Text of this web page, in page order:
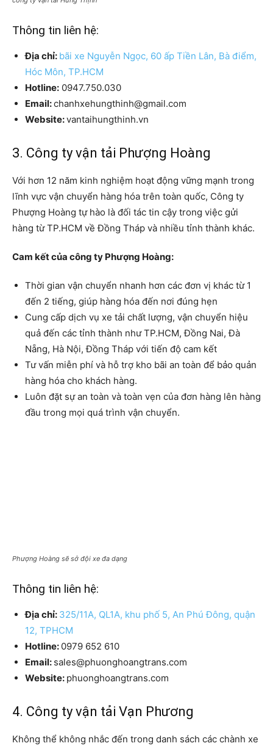
Thông tin liên hệ:
Địa chỉ: bãi xe Nguyễn Ngọc, 60 ấp Tiền Lân, Bà điểm,
Hóc Môn, TP.HCM
Hotline: 0947.750.030
Email:chanhxehungthinh@gmail.com
Website:vantaihungthinh.vn
3. Công ty vận tải Phượng Hoàng
Với hơn 12 năm kinh nghiệm hoạt động vững mạnh trong
lĩnh vực vận chuyển hàng hóa trên toàn quốc, Công ty
Phượng Hoàng tự hào là đối tác tin cậy trong việc gửi
hàng từ TP.HCM về Đồng Tháp và nhiều tỉnh thành khác.
Cam kết của công ty Phượng Hoàng:
Thời gian vận chuyển nhanh hơn các đơn vị khác từ 1
đến 2 tiếng, giúp hàng hóa đến nơi đúng hẹn
Cung cấp dịch vụ xe tải chất lượng, vận chuyển hiệu
quả đến các tỉnh thành như TP.HCM, Đồng Nai, Đà
Nẵng, Hà Nội, Đồng Tháp với tiến độ cam kết
Tư vấn miễn phí và hỗ trợ kho bãi an toàn để bảo quản
hàng hóa cho khách hàng.
Luôn đặt sự an toàn và toàn vẹn của đơn hàng lên hàng
đầu trong mọi quá trình vận chuyển.
Phượng Hoàng sẽ sở đội xe đa dạng
Thông tin liên hệ:
Địa chỉ: 325/11A, QL1A, khu phố 5, An Phú Đông, quận
12, TPHCM
Hotline: 0979 652 610
Email: sales@phuonghoangtrans.com
Website: phuonghoangtrans.com
4. Công ty vận tải Vạn Phương
Không thể không nhắc đến trong danh sách các chành xe